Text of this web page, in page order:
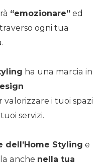
“emozionare” ed
ogni tua
ha una marcia in
valorizzare i tuoi spazi
servizi.
dell’Home Styling e
anche nella tua